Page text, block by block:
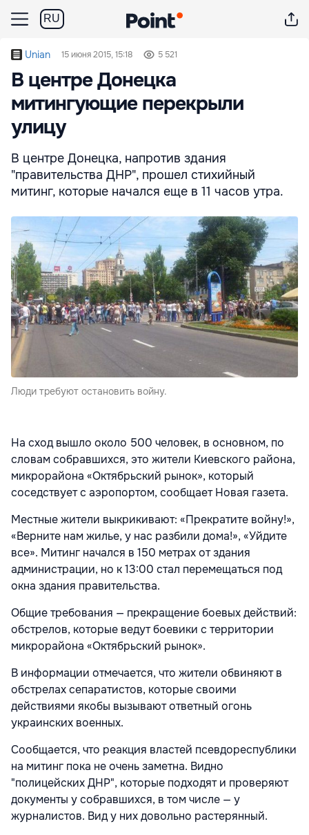
RU
Unian 15 июня 2015, 15:18 5 521
В центре Донецка
митингующие перекрыли
улицу
В центре Донецка, напротив здания
"правительства ДНР", прошел стихийный
митинг, которые начался еще в 11 часов утра.
Люди требуют остановить войну.
На сход вышло около 500 человек, в основном, по
словам собравшихся, это жители Киевского района,
микрорайона «Октябрьский рынок», который
соседствует с аэропортом, сообщает Новая газета.
Местные жители выкрикивают: «Прекратите войну!»,
«Верните нам жилье, у нас разбили дома!», «Уйдите
все». Митинг начался в 150 метрах от здания
администрации, но к 13:00 стал перемещаться под
окна здания правительства.
Общие требования — прекращение боевых действий:
обстрелов, которые ведут боевики с территории
микрорайона «Октябрьский рынок».
В информации отмечается, что жители обвиняют в
обстрелах сепаратистов, которые своими
действиями якобы вызывают ответный огонь
украинских военных.
Сообщается, что реакция властей псевдореспублики
на митинг пока не очень заметна. Видно
"полицейских ДНР", которые подходят и проверяют
документы у собравшихся, в том числе — у
журналистов. Вид у них довольно растерянный.